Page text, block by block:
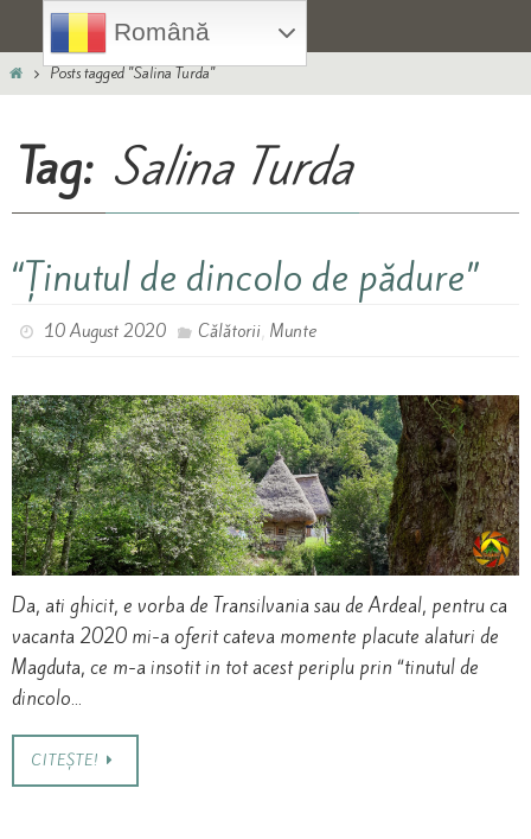
content
HomePosts tagged "Salina Turda"
Tag: Salina Turda
“Ținutul de dincolo de pădure”
10 August 2020 Călătorii, Munte
Da, ati ghicit, e vorba de Transilvania sau de Ardeal, pentru ca
vacanta 2020 mi-a oferit cateva momente placute alaturi de
Magduta, ce m-a insotit in tot acest periplu prin “tinutul de
dincolo…
CITEȘTE!
Română